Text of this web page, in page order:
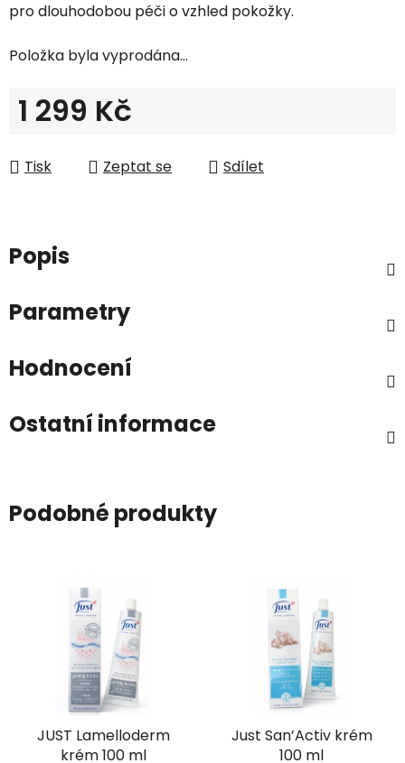
pro dlouhodobou péči o vzhled pokožky.
Položka byla vyprodána…
1 299 Kč
Tisk
Zeptat se Sdílet
Popis
Parametry
Hodnocení
Ostatní informace
Podobné produkty
JUST Lamelloderm
krém 100 ml
Just San’Activ krém
100 ml